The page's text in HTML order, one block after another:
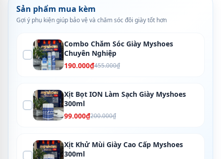
Sản phẩm mua kèm
Gợi ý phụ kiện giúp bảo vệ và chăm sóc đôi giày tốt hơn
Combo Chăm Sóc Giày Myshoes
Chuyên Nghiệp
190.000₫455.000₫
Xịt Bọt ION Làm Sạch Giày Myshoes
300ml
99.000₫200.000₫
Xịt Khử Mùi Giày Cao Cấp Myshoes
300ml